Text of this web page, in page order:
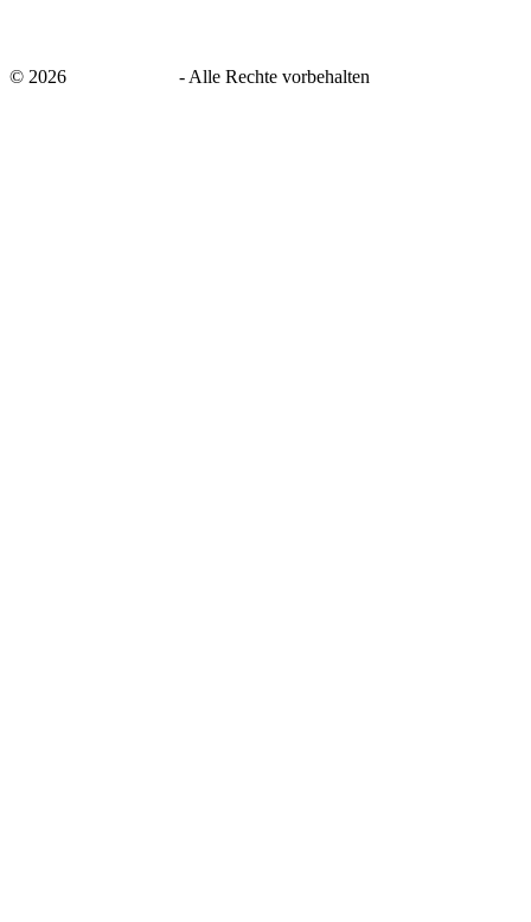
© 2026 - Alle Rechte vorbehalten